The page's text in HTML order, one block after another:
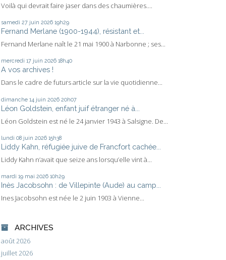
Voilà qui devrait faire jaser dans des chaumières....
samedi 27 juin 2026 19h29
Fernand Merlane (1900-1944), résistant et...
Fernand Merlane naît le 21 mai 1900 à Narbonne ; ses...
mercredi 17 juin 2026 18h40
A vos archives !
Dans le cadre de futurs article sur la vie quotidienne...
dimanche 14 juin 2026 20h07
Léon Goldstein, enfant juif étranger né à...
Léon Goldstein est né le 24 janvier 1943 à Salsigne. De...
lundi 08 juin 2026 15h38
Liddy Kahn, réfugiée juive de Francfort cachée...
Liddy Kahn n’avait que seize ans lorsqu’elle vint à...
mardi 19 mai 2026 10h29
Inès Jacobsohn : de Villepinte (Aude) au camp...
Ines Jacobsohn est née le 2 juin 1903 à Vienne...
ARCHIVES
août 2026
juillet 2026